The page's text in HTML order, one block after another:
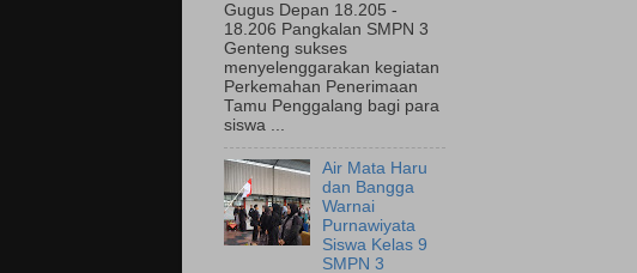
Gugus Depan 18.205 -
18.206 Pangkalan SMPN 3
Genteng sukses
menyelenggarakan kegiatan
Perkemahan Penerimaan
Tamu Penggalang bagi para
siswa ...
Air Mata Haru
dan Bangga
Warnai
Purnawiyata
Siswa Kelas 9
SMPN 3